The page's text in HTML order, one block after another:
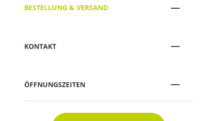
BESTELLUNG & VERSAND
KONTAKT
ÖFFNUNGSZEITEN